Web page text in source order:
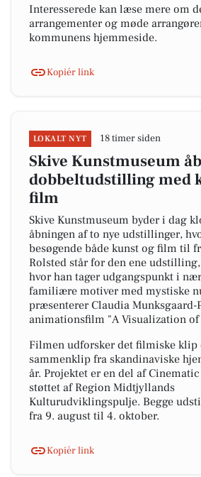
Interesserede kan læse mere om
arrangementer og møde
kommunens hjemmeside.
Kopiér link
LOKALT NYT 18 timer siden
Skive Kunstmuseum
dobbeltudstilling med
film
Skive Kunstmuseum byder i dag
åbningen af to nye udstillinger,
besøgende både kunst og film til
Rolsted står for den ene
hvor han tager udgangspunkt i
familiære motiver med mystiske
præsenterer Claudia
animationsfilm "A Visualization of
Filmen udforsker det filmiske klip
sammenklip fra skandinaviske
år. Projektet er en del af
støttet af Region Midtjyllands
Kulturudviklingspulje. Begge
fra 9. august til 4. oktober.
Kopiér link